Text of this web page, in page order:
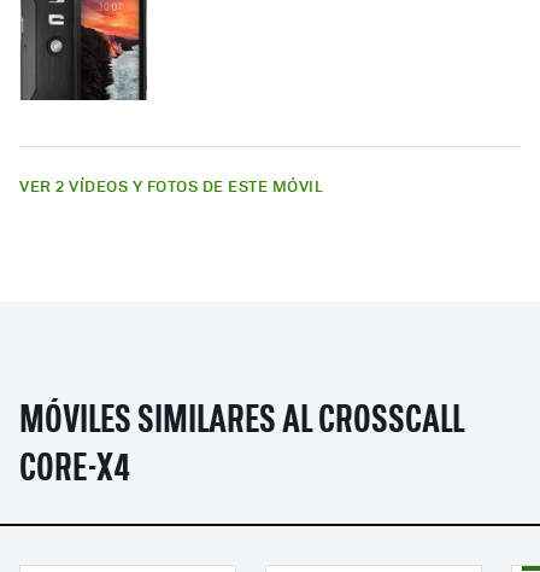
VER 2 VÍDEOS Y FOTOS DE ESTE MÓVIL
MÓVILES SIMILARES AL CROSSCALL
CORE-X4